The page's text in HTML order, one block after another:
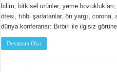
bilim, bitkisel ürünler, yeme
ötesi, tıbbi şarlatanlar, ön yargı, corona,
dünya konferansı: Birbiri ile ilgisiz
Devamını Oku